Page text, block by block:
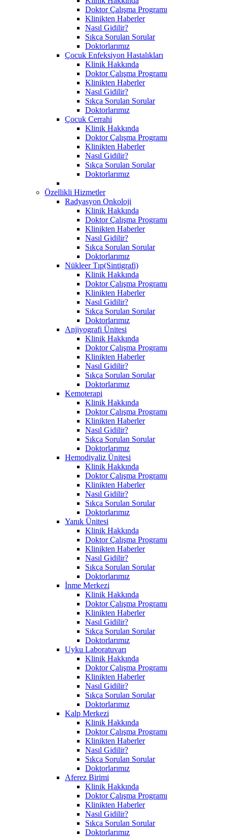
Doktor Çalışma Programı
Klinikten Haberler
Nasıl Gidilir?
Sıkça Sorulan Sorular
Doktorlarımız
Çocuk Enfeksiyon Hastalıkları
Klinik Hakkında
Doktor Çalışma Programı
Klinikten Haberler
Nasıl Gidilir?
Sıkça Sorulan Sorular
Doktorlarımız
Çocuk Cerrahi
Klinik Hakkında
Doktor Çalışma Programı
Klinikten Haberler
Nasıl Gidilir?
Sıkça Sorulan Sorular
Doktorlarımız
Özellikli Hizmetler
Radyasyon Onkoloji
Klinik Hakkında
Doktor Çalışma Programı
Klinikten Haberler
Nasıl Gidilir?
Sıkça Sorulan Sorular
Doktorlarımız
Nükleer Tıp(Sintigrafi)
Klinik Hakkında
Doktor Çalışma Programı
Klinikten Haberler
Nasıl Gidilir?
Sıkça Sorulan Sorular
Doktorlarımız
Anjiyografi Ünitesi
Klinik Hakkında
Doktor Çalışma Programı
Klinikten Haberler
Nasıl Gidilir?
Sıkça Sorulan Sorular
Doktorlarımız
Kemoterapi
Klinik Hakkında
Doktor Çalışma Programı
Klinikten Haberler
Nasıl Gidilir?
Sıkça Sorulan Sorular
Doktorlarımız
Hemodiyaliz Ünitesi
Klinik Hakkında
Doktor Çalışma Programı
Klinikten Haberler
Nasıl Gidilir?
Sıkça Sorulan Sorular
Doktorlarımız
Yanık Ünitesi
Klinik Hakkında
Doktor Çalışma Programı
Klinikten Haberler
Nasıl Gidilir?
Sıkça Sorulan Sorular
Doktorlarımız
İnme Merkezi
Klinik Hakkında
Doktor Çalışma Programı
Klinikten Haberler
Nasıl Gidilir?
Sıkça Sorulan Sorular
Doktorlarımız
Uyku Laboratuvarı
Klinik Hakkında
Doktor Çalışma Programı
Klinikten Haberler
Nasıl Gidilir?
Sıkça Sorulan Sorular
Doktorlarımız
Kalp Merkezi
Klinik Hakkında
Doktor Çalışma Programı
Klinikten Haberler
Nasıl Gidilir?
Sıkça Sorulan Sorular
Doktorlarımız
Aferez Birimi
Klinik Hakkında
Doktor Çalışma Programı
Klinikten Haberler
Nasıl Gidilir?
Sıkça Sorulan Sorular
Doktorlarımız